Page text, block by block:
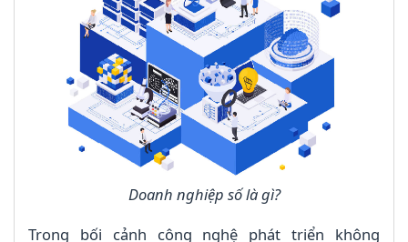
Doanh nghiệp số là gì?
Trong bối cảnh công nghệ phát triển không